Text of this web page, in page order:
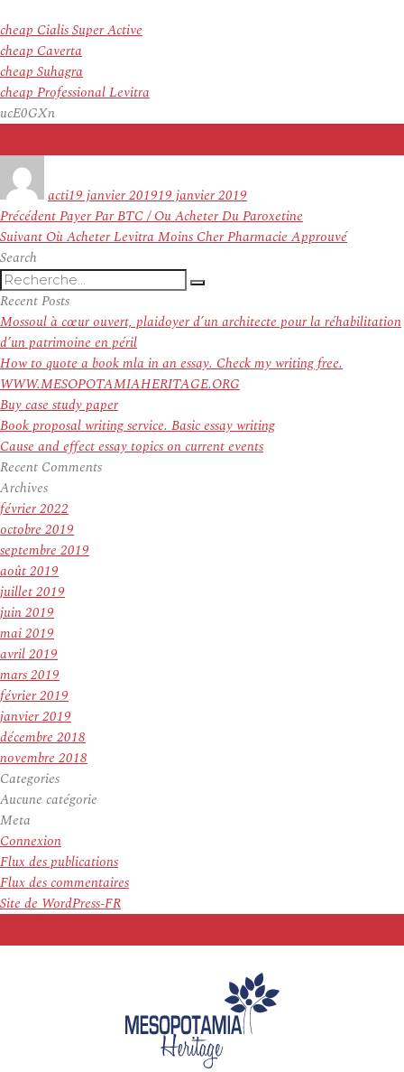
cheap Cialis Super Active
cheap Caverta
cheap Suhagra
cheap Professional Levitra
ucE0GXn
actile
19 janvier 201919 janvier 2019
Navigation
de
l’article
PrécédentArticle
précédent :
Payer Par BTC / Ou Acheter Du Paroxetine
Suivant Article
Où Acheter Levitra Moins Cher Pharmacie Approuvé
Search
Recherche
pour
:
Recherche
Recent Posts
Mossoul à cœur ouvert, plaidoyer d’un architecte pour la réhabilitation
d’un patrimoine en péril
How to quote a book mla in an essay. Check my writing free.
WWW.MESOPOTAMIAHERITAGE.ORG
Buy case study paper
Book proposal writing service. Basic essay writing
Cause and effect essay topics on current events
Recent Comments
Archives
février 2022
octobre 2019
septembre 2019
août 2019
juillet 2019
juin 2019
mai 2019
avril 2019
mars 2019
février 2019
janvier 2019
décembre 2018
novembre 2018
Categories
Aucune catégorie
Meta
Connexion
Flux des publications
Flux des commentaires
Site de WordPress-FR